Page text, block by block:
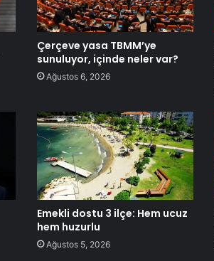
Çerçeve yasa TBMM’ye
sunuluyor, içinde neler var?
Ağustos 6, 2026
Emekli dostu 3 ilçe: Hem ucuz
hem huzurlu
Ağustos 5, 2026